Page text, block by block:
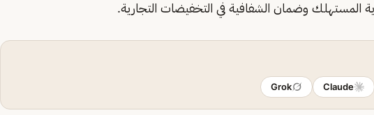
المستهلك وضمان الشفافية في التخفيضات التجارية.
Claude
Grok